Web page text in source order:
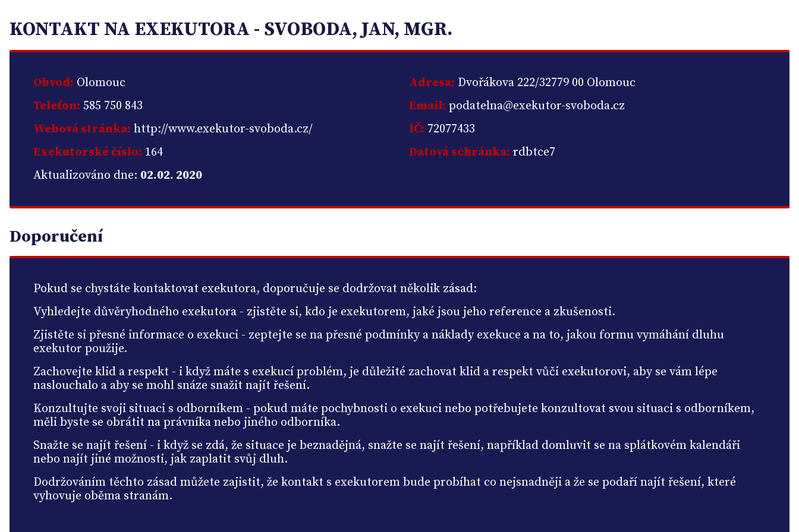
KONTAKT NA EXEKUTORA - SVOBODA, JAN, MGR.
Obvod: Olomouc Adresa: Dvořákova 222/32779 00 Olomouc
Telefon: 585 750 843 Email: podatelna@exekutor-svoboda.cz
Webová stránka: http://www.exekutor-svoboda.cz/ IČ: 72077433
Exekutorské číslo: 164 Datová schránka: rdbtce7
Aktualizováno dne: 02.02. 2020
Doporučení
Pokud se chystáte kontaktovat exekutora, doporučuje se dodržovat několik zásad:
Vyhledejte důvěryhodného exekutora - zjistěte si, kdo je exekutorem, jaké jsou jeho reference a zkušenosti.
Zjistěte si přesné informace o exekuci - zeptejte se na přesné podmínky a náklady exekuce a na to, jakou formu vymáhání dluhu
exekutor použije.
Zachovejte klid a respekt - i když máte s exekucí problém, je důležité zachovat klid a respekt vůči exekutorovi, aby se vám lépe
naslouchalo a aby se mohl snáze snažit najít řešení.
Konzultujte svoji situaci s odborníkem - pokud máte pochybnosti o exekuci nebo potřebujete konzultovat svou situaci s odborníkem,
měli byste se obrátit na právníka nebo jiného odborníka.
Snažte se najít řešení - i když se zdá, že situace je beznadějná, snažte se najít řešení, například domluvit se na splátkovém kalendáři
nebo najít jiné možnosti, jak zaplatit svůj dluh.
Dodržováním těchto zásad můžete zajistit, že kontakt s exekutorem bude probíhat co nejsnadněji a že se podaří najít řešení, které
vyhovuje oběma stranám.